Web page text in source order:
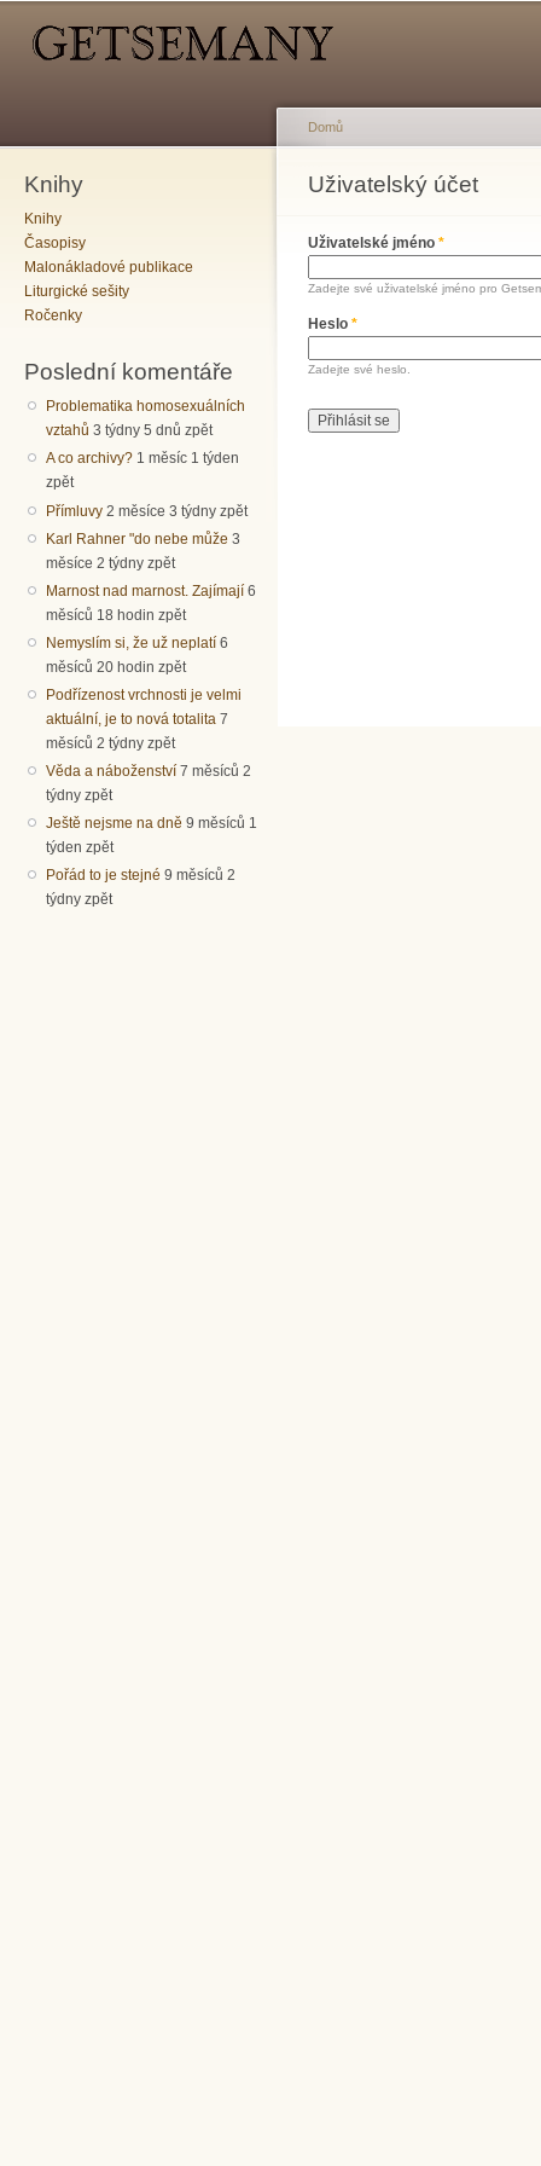
Knihy
Knihy
Časopisy
Malonákladové publikace
Liturgické sešity
Ročenky
Poslední komentáře
Problematika homosexuálních
vztahů 3 týdny 5 dnů zpět
A co archivy? 1 měsíc 1 týden
zpět
Přímluvy 2 měsíce 3 týdny zpět
Karl Rahner "do nebe může 3
měsíce 2 týdny zpět
Marnost nad marnost. Zajímají 6
měsíců 18 hodin zpět
Nemyslím si, že už neplatí 6
měsíců 20 hodin zpět
Podřízenost vrchnosti je velmi
aktuální, je to nová totalita 7
měsíců 2 týdny zpět
Věda a náboženství 7 měsíců 2
týdny zpět
Ještě nejsme na dně 9 měsíců 1
týden zpět
Pořád to je stejné 9 měsíců 2
týdny zpět
Jste zde
Domů
Uživatelský účet
Hlavní záložky
Uživatelské jméno *
Zadejte své uživatelské jméno pro
Heslo *
Zadejte své heslo.